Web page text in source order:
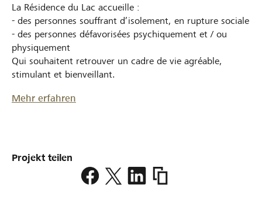
La Résidence du Lac accueille :
- des personnes souffrant d’isolement, en rupture sociale
- des personnes défavorisées psychiquement et / ou
physiquement
Qui souhaitent retrouver un cadre de vie agréable,
stimulant et bienveillant.
Mehr erfahren
Projekt teilen
https://
saint-